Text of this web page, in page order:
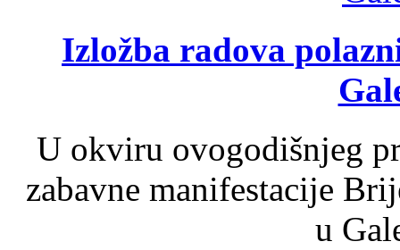
Izložba radova
U okviru ovogodišnjeg
zabavne manifestacije
u